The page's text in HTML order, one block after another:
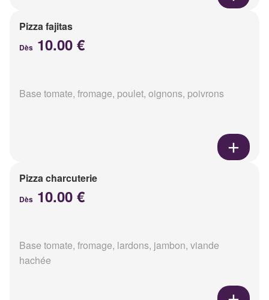
Pizza fajitas
Dès 10.00 €
Base tomate, fromage, poulet, oignons, poivrons
Pizza charcuterie
Dès 10.00 €
Base tomate, fromage, lardons, jambon, viande
hachée